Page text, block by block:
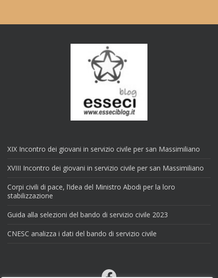
XIX Incontro dei giovani in servizio civile per san Massimiliano
XVIII Incontro dei giovani in servizio civile per san Massimiliano
Corpi civili di pace, l’idea del Ministro Abodi per la loro
stabilizzazione
Guida alla selezioni del bando di servizio civile 2023
CNESC analizza i dati del bando di servizio civile